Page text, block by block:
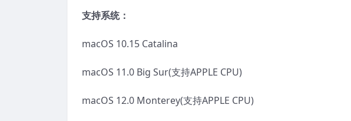
支持系统：
macOS 10.15 Catalina
macOS 11.0 Big Sur(支持APPLE CPU)
macOS 12.0 Monterey(支持APPLE CPU)